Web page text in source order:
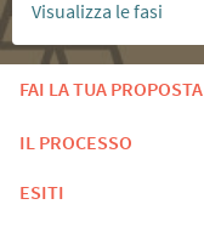
Visualizza le fasi
FAI LA TUA PROPOSTA
IL PROCESSO
ESITI